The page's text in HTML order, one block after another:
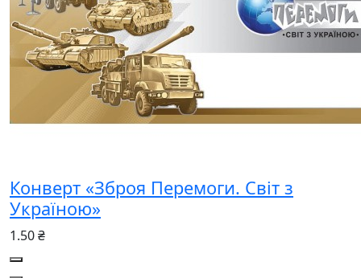
Конверт «Зброя Перемоги. Світ з
Україною»
1.50 ₴